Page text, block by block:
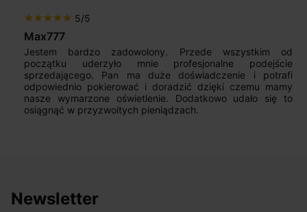
starstarstarstarstar 5/5
Max777
Jestem bardzo zadowolony. Przede wszystkim od
początku uderzyło mnie profesjonalne podejście
sprzedającego. Pan ma duże doświadczenie i potrafi
odpowiednio pokierować i doradzić dzięki czemu mamy
nasze wymarzone oświetlenie. Dodatkowo udało się to
osiągnąć w przyzwoitych pieniądzach.
Newsletter